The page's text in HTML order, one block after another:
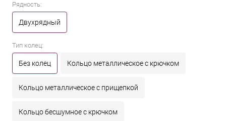
Рядность:
Двухрядный
Тип колец:
Без колец Кольцо металлическое с крючком
Кольцо металлическое с прищепкой
Кольцо бесшумное с крючком